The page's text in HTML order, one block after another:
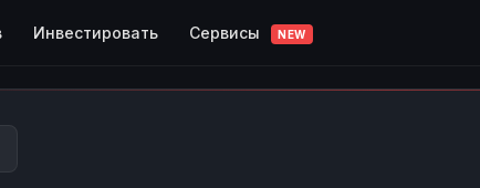
Инвестировать Сервисы NEW